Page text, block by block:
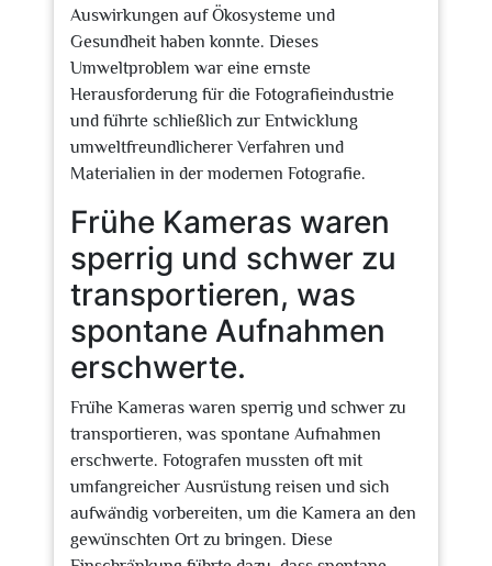
Auswirkungen auf Ökosysteme und
Gesundheit haben konnte. Dieses
Umweltproblem war eine ernste
Herausforderung für die Fotografieindustrie
und führte schließlich zur Entwicklung
umweltfreundlicherer Verfahren und
Materialien in der modernen Fotografie.
Frühe Kameras waren
sperrig und schwer zu
transportieren, was
spontane Aufnahmen
erschwerte.
Frühe Kameras waren sperrig und schwer zu
transportieren, was spontane Aufnahmen
erschwerte. Fotografen mussten oft mit
umfangreicher Ausrüstung reisen und sich
aufwändig vorbereiten, um die Kamera an den
gewünschten Ort zu bringen. Diese